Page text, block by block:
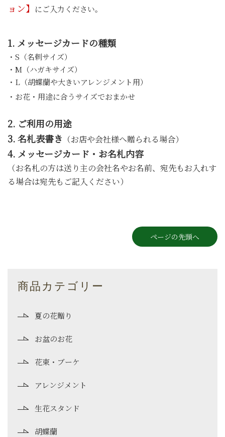
ョン】
にご入力ください。
1. メッセージカードの種類
・S（名刺サイズ）
・M（ハガキサイズ）
・L（胡蝶蘭や大きいアレンジメント用）
・お花・用途に合うサイズでおまかせ
2. ご利用の用途
3.名札表書き （お店や会社様へ贈られる場合）
4. メッセージカード・お名札内容
（お名札の方は送り主の会社名やお名前、宛先もお入れす
る場合は宛先もご記入ください）
ページの先頭へ
商品カテゴリー
夏の花贈り
お盆のお花
花束・ブーケ
アレンジメント
生花スタンド
胡蝶蘭